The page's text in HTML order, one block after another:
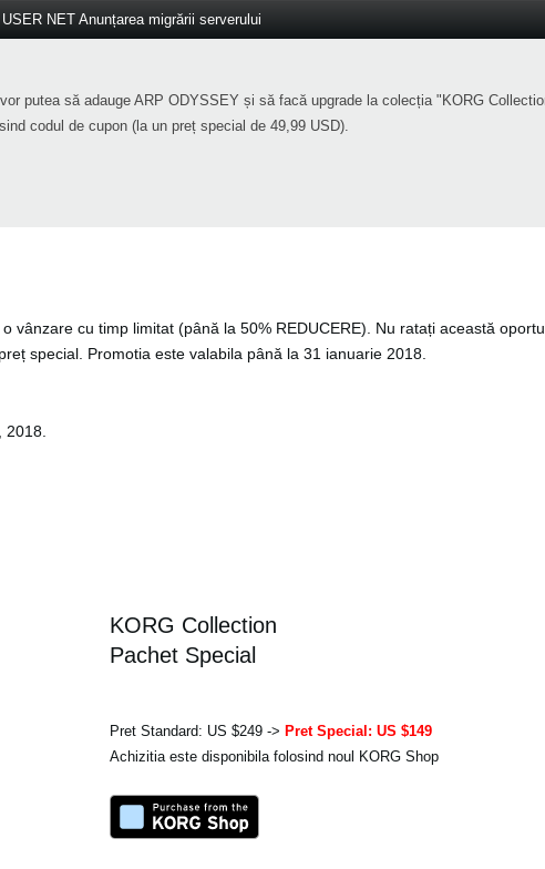
NET Anunțarea migrării serverului
putea să adauge ARP ODYSSEY și să facă upgrade la colecția "KORG
codul de cupon (la un preț special de 49,99 USD).
vânzare cu timp limitat (până la 50% REDUCERE). Nu ratați această
special. Promotia este valabila până la 31 ianuarie 2018.
KORG Collection
Pachet Special
Pret Standard: US $249 -> Pret Special: US $149
Achizitia este disponibila folosind noul KORG Shop